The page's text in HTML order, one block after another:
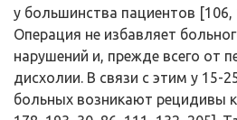
у большинства пациентов [106,
Операция не избавляет
нарушений и, прежде всего от
дисхолии. В связи с этим у 15-
больных возникают рецидивы